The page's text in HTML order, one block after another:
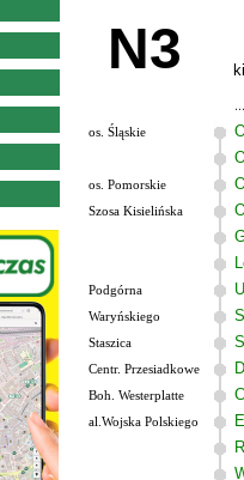
N3
os. Śląskie
os. Pomorskie
Szosa Kisielińska
Podgórna
Waryńskiego
Staszica
Centr. Przesiadkowe
Boh. Westerplatte
al.Wojska Polskiego